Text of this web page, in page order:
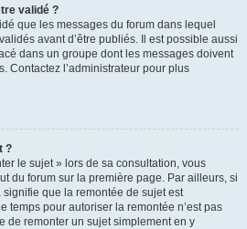
validé ?
que les messages du forum dans lequel
avant d’être publiés. Il est possible aussi
dans un groupe dont les messages doivent
Contactez l’administrateur pour plus
?
le sujet » lors de sa consultation, vous
du forum sur la première page. Par ailleurs, si
que la remontée de sujet est
temps pour autoriser la remontée n’est pas
de remonter un sujet simplement en y